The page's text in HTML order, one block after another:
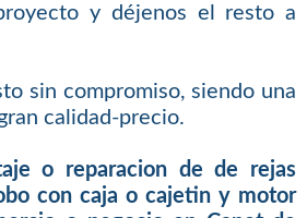
y déjenos el resto a
sin compromiso, siendo una
calidad-precio.
o reparacion de de rejas
con caja o cajetin y motor